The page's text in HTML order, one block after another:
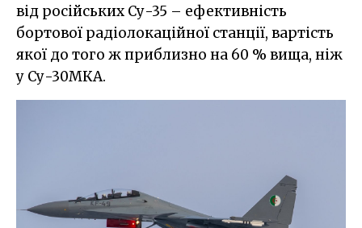
від російських Су-35 – ефективність
бортової радіолокаційної станції, вартість
якої до того ж приблизно на 60 % вища, ніж
у Су-30МКА.